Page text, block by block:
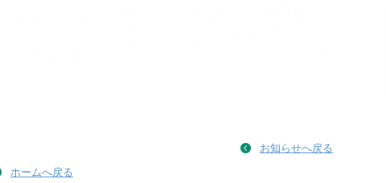
お知らせへ戻る
ホームへ戻る